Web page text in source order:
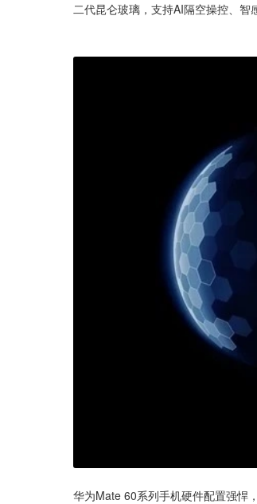
二代昆仑玻璃，支持AI隔空操控、智
华为Mate 60系列手机硬件配置强悍